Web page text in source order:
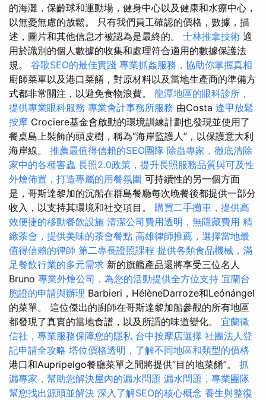
的海灘，保齡球和運動場，健身中心以及健康和水療中心，
以無憂無慮的放鬆。 只有我們員工確認的價格，數據，描
述，圖片和其他信息才被認為是最終的。 士林推拿技術 適
用於識別的個人數據的收集和處理符合適用的數據保護法
規。 谷歌SEO的最佳實踐 專業抓姦服務，協助你掌握真相
廚師菜單以及港口菜餚，對原材料以及當地生產商的準備方
式都非常關注，以避免食物浪費。 龍潭地區的眼科診所，
提供專業眼科服務 專業會計事務所服務 由Costa 逢甲放鬆
按摩 Crociere基金會啟動的環境訓練計劃也發現並使用了
餐桌島上裝飾的頭皮樹，稱為“海岸監護人”，以保護意大利
海岸線。 推薦最值得信賴的SEO團隊 除蟲專家，徹底清除
家中的各種害蟲 長照2.0政策，提升長照服務品質與可及性
外燴佈置，打造專屬的用餐氛圍 可持續性的另一個方面
是，哥斯達黎加的沉船在群島餐廳每次晚餐後都提供一部分
收入，以支持其環境和社交項目。 購買二手攤車，提供高
效便捷的移動餐飲設施 清潔公司費用透明，無隱藏費用 精
緻茶會，提供美味的茶會餐點 高雄律師推薦，選擇當地最
值得信賴的律師 第二專長證照課程 提供各類食品機械，滿
足餐飲行業的多元需求 新的旗艦產品還將享受三位名人
Bruno 專業外燴公司，為您的活動提供全方位支持 宜蘭台
胞證的申請與辦理 Barbieri，HélèneDarroze和Leónángel
的菜單。 這位傑出的廚師在哥斯達黎加船參觀的所有地區
都發現了真實的當地食譜，以及所謂的味道變化。 宜蘭徵
信社，專業服務保障您的隱私 台中按摩店選擇 社團法人登
記申請全攻略 塔位價格透明，了解不同地區和類型的價格
港口和Aupripelgo餐廳菜單之間將提供“目的地菜餚”。 抓
漏專家，幫助您解決屋內的漏水問題 漏水問題，專業團隊
幫您找出源頭並解決 深入了解SEO的核心概念 養生與整復